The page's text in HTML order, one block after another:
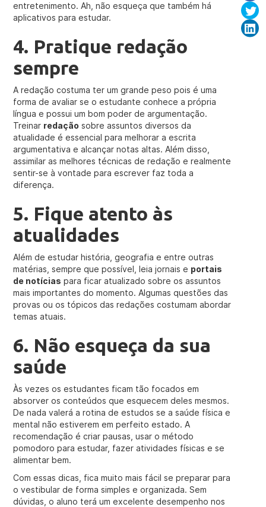
entretenimento. Ah, não esqueça que também há
aplicativos para estudar.
4. Pratique redação
sempre
A redação costuma ter um grande peso pois é uma
forma de avaliar se o estudante conhece a própria
língua e possui um bom poder de argumentação.
Treinar redação sobre assuntos diversos da
atualidade é essencial para melhorar a escrita
argumentativa e alcançar notas altas. Além disso,
assimilar as melhores técnicas de redação e realmente
sentir-se à vontade para escrever faz toda a
diferença.
5. Fique atento às
atualidades
Além de estudar história, geografia e entre outras
matérias, sempre que possível, leia jornais e portais
de notícias para ficar atualizado sobre os assuntos
mais importantes do momento. Algumas questões das
provas ou os tópicos das redações costumam abordar
temas atuais.
6. Não esqueça da sua
saúde
Às vezes os estudantes ficam tão focados em
absorver os conteúdos que esquecem deles mesmos.
De nada valerá a rotina de estudos se a saúde física e
mental não estiverem em perfeito estado. A
recomendação é criar pausas, usar o método
pomodoro para estudar, fazer atividades físicas e se
alimentar bem.
Com essas dicas, fica muito mais fácil se preparar para
o vestibular de forma simples e organizada. Sem
dúvidas, o aluno terá um excelente desempenho nos